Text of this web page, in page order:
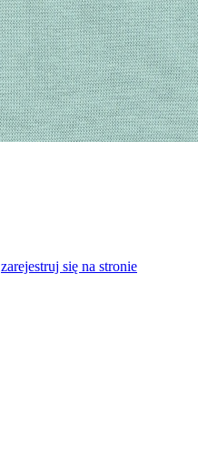
zarejestruj się na stronie